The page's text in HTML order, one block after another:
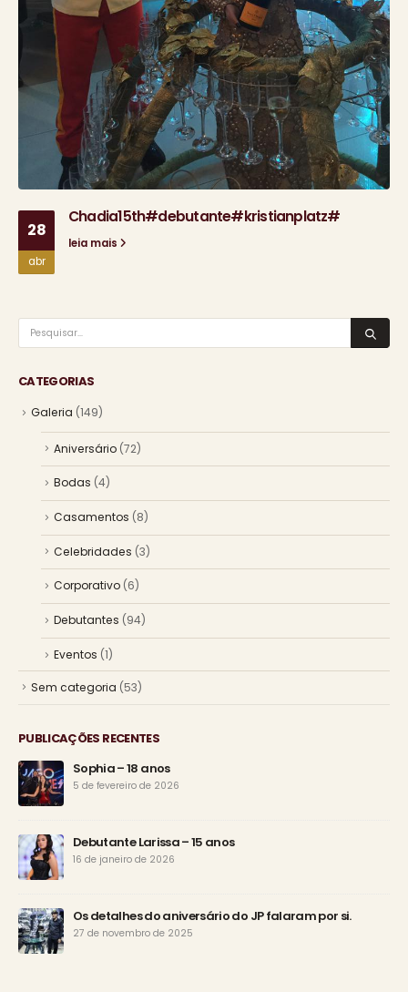
28
abr
Chadia15th#debutante#kristianplatz#
leia mais
CATEGORIAS
Galeria (149)
Aniversário (72)
Bodas (4)
Casamentos (8)
Celebridades (3)
Corporativo (6)
Debutantes (94)
Eventos (1)
Sem categoria (53)
PUBLICAÇÕES RECENTES
Sophia – 18 anos
5 de fevereiro de 2026
Debutante Larissa – 15 anos
16 de janeiro de 2026
Os detalhes do aniversário do JP falaram por si.
27 de novembro de 2025